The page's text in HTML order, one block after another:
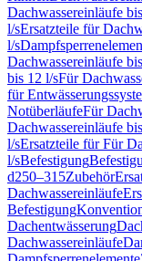
Dachwassereinläufe
l/sErsatzteile für
l/s
Dachwassereinläufe
bis 12 l/sFür
für
NotüberläufeFür
Dachwassereinläufe
l/sErsatzteile für Für
l/sBefestigung
d250–315Zubehör
Dachwassereinläufe
Befestigung
Dachentwässerung
Dachwassereinläufe